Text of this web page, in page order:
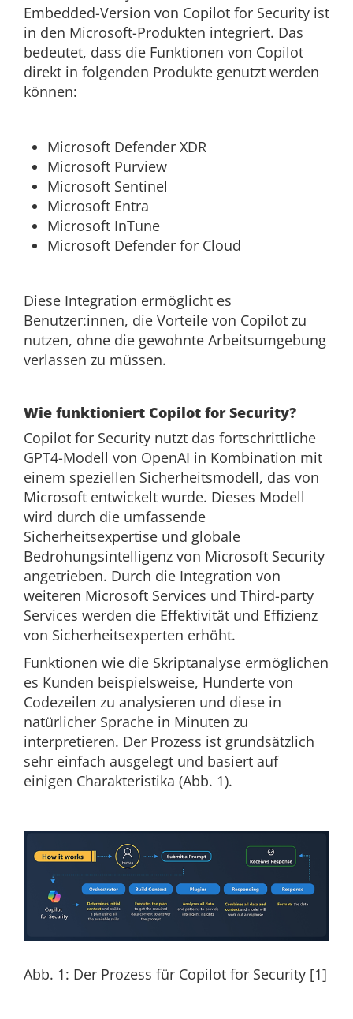
Embedded-Version von Copilot for Security ist
in den Microsoft-Produkten integriert. Das
bedeutet, dass die Funktionen von Copilot
direkt in folgenden Produkte genutzt werden
können:
Microsoft Defender XDR
Microsoft Purview
Microsoft Sentinel
Microsoft Entra
Microsoft InTune
Microsoft Defender for Cloud
Diese Integration ermöglicht es
Benutzer:innen, die Vorteile von Copilot zu
nutzen, ohne die gewohnte Arbeitsumgebung
verlassen zu müssen.
Wie funktioniert Copilot for Security?
Copilot for Security nutzt das fortschrittliche
GPT4-Modell von OpenAI in Kombination mit
einem speziellen Sicherheitsmodell, das von
Microsoft entwickelt wurde. Dieses Modell
wird durch die umfassende
Sicherheitsexpertise und globale
Bedrohungsintelligenz von Microsoft Security
angetrieben. Durch die Integration von
weiteren Microsoft Services und Third-party
Services werden die Effektivität und Effizienz
von Sicherheitsexperten erhöht.
Funktionen wie die Skriptanalyse ermöglichen
es Kunden beispielsweise, Hunderte von
Codezeilen zu analysieren und diese in
natürlicher Sprache in Minuten zu
interpretieren. Der Prozess ist grundsätzlich
sehr einfach ausgelegt und basiert auf
einigen Charakteristika (Abb. 1).
Abb. 1: Der Prozess für Copilot for Security [1]